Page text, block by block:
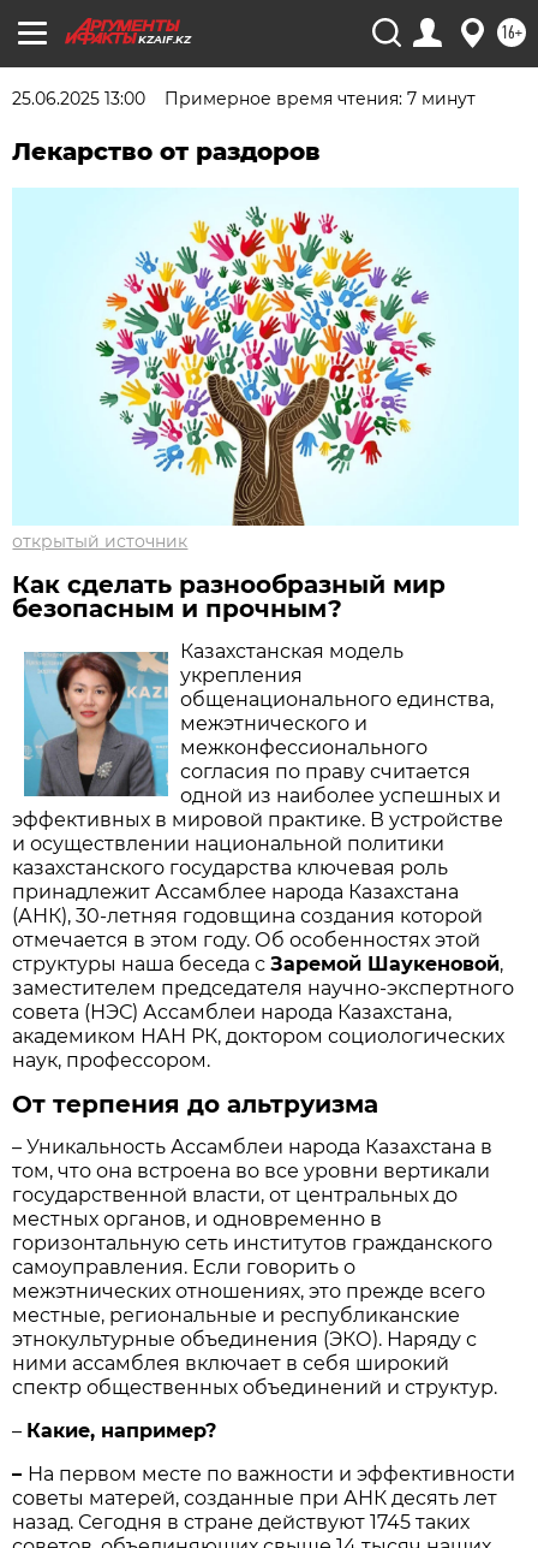
KZAIF.KZ 16+
25.06.2025 13:00 Примерное время чтения: 7 минут
Лекарство от раздоров
открытый источник
Как сделать разнообразный мир
безопасным и прочным?
Казахстанская модель
укрепления
общенационального единства,
межэтнического и
межконфессионального
согласия по праву считается
одной из наиболее успешных и
эффективных в мировой практике. В устройстве
и осуществлении национальной политики
казахстанского государства ключевая роль
принадлежит Ассамблее народа Казахстана
(АНК), 30-летняя годовщина создания которой
отмечается в этом году. Об особенностях этой
структуры наша беседа сЗаремой Шаукеновой,
заместителем председателя научно-экспертного
совета (НЭС) Ассамблеи народа Казахстана,
академиком НАН РК, доктором социологических
наук, профессором.
От терпения до альтруизма
– Уникальность Ассамблеи народа Казахстана в
том, что она встроена во все уровни вертикали
государственной власти, от центральных до
местных органов, и одновременно в
горизонтальную сеть институтов гражданского
самоуправления. Если говорить о
межэтнических отношениях, это прежде всего
местные, региональные и республиканские
этнокультурные объединения (ЭКО). Наряду с
ними ассамблея включает в себя широкий
спектр общественных объединений и структур.
– Какие, например?
– На первом месте по важности и эффективности
советы матерей, созданные при АНК десять лет
назад. Сегодня в стране действуют 1745 таких